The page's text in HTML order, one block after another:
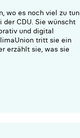
wo es noch viel zu tun
CDU. Sie wünscht
und digital
tritt sie ein
erzählt sie, was sie